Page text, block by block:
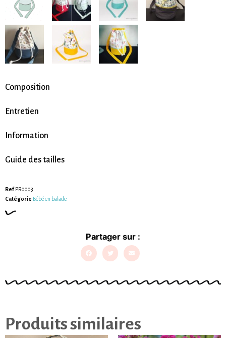
Composition
Entretien
Information
Guide des tailles
RefPR0003
Catégorie Bébé en balade
Partager sur :
Produits similaires